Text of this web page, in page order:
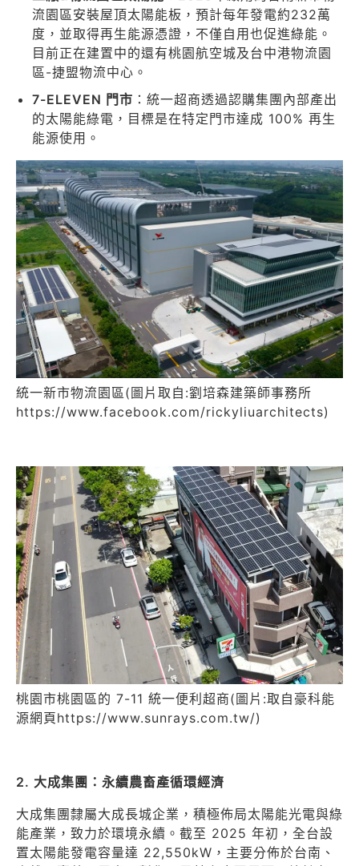
流園區安裝屋頂太陽能板，預計每年發電約232萬
度，並取得再生能源憑證，不僅自用也促進綠能。
目前正在建置中的還有桃園航空城及台中港物流園
區-捷盟物流中心。
7-ELEVEN 門市 ：統一超商透過認購集團內部產出
的太陽能綠電，目標是在特定門市達成 100% 再生
能源使用。
統一新市物流園區(圖片取自:劉培森建築師事務所
https://www.facebook.com/rickyliuarchitects)
桃園市桃園區的 7-11 統一便利超商(圖片:取自豪科能
源網頁https://www.sunrays.com.tw/)
2. 大成集團：永續農畜產循環經濟
大成集團隸屬大成長城企業，積極佈局太陽能光電與綠
能產業，致力於環境永續。截至 2025 年初，全台設
置太陽能發電容量達 22,550kW，主要分佈於台南、